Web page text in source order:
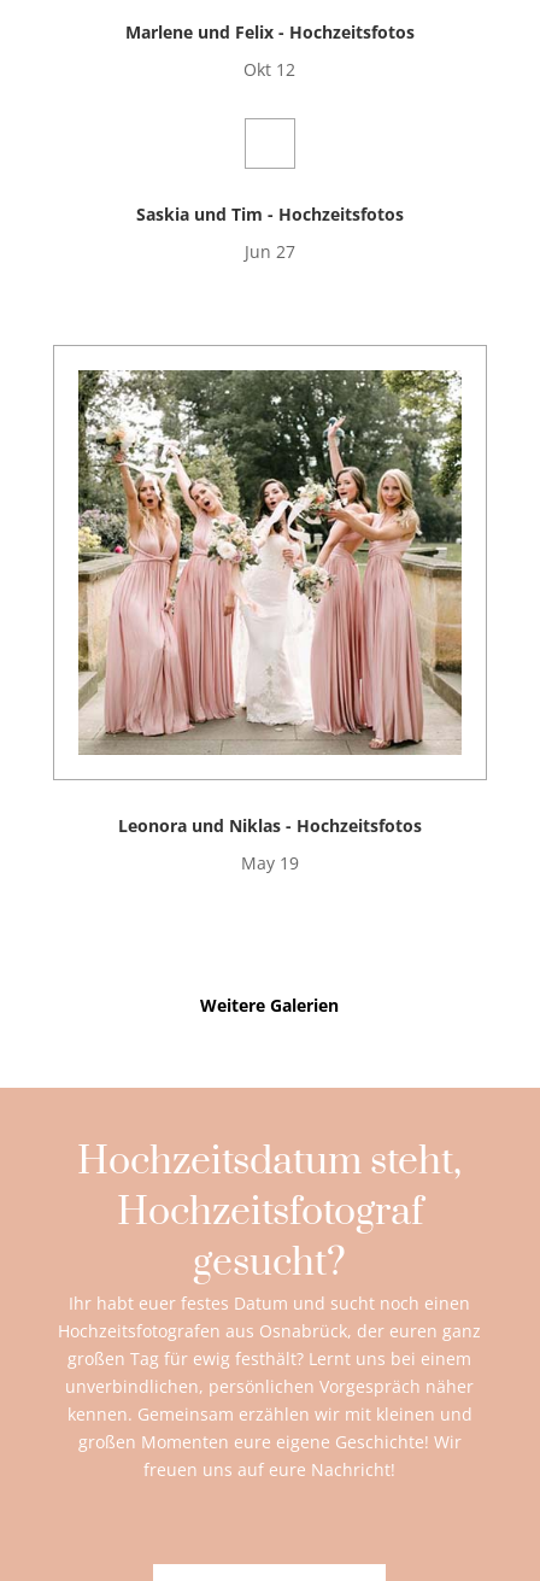
Marlene und Felix - Hochzeitsfotos
Okt 12
Saskia und Tim - Hochzeitsfotos
Jun 27
Leonora und Niklas - Hochzeitsfotos
May 19
Weitere Galerien
Hochzeitsdatum steht,
Hochzeitsfotograf
gesucht?
Ihr habt euer festes Datum und sucht noch einen
Hochzeitsfotografen aus Osnabrück, der euren ganz
großen Tag für ewig festhält? Lernt uns bei einem
unverbindlichen, persönlichen Vorgespräch näher
kennen. Gemeinsam erzählen wir mit kleinen und
großen Momenten eure eigene Geschichte! Wir
freuen uns auf eure Nachricht!